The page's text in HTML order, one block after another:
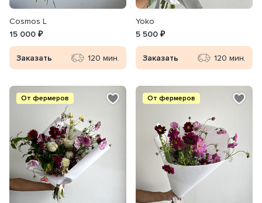
Сosmos L
15 000 ₽
Заказать 120 мин.
Yoko
5 500 ₽
Заказать 120 мин.
От фермеров От фермеров